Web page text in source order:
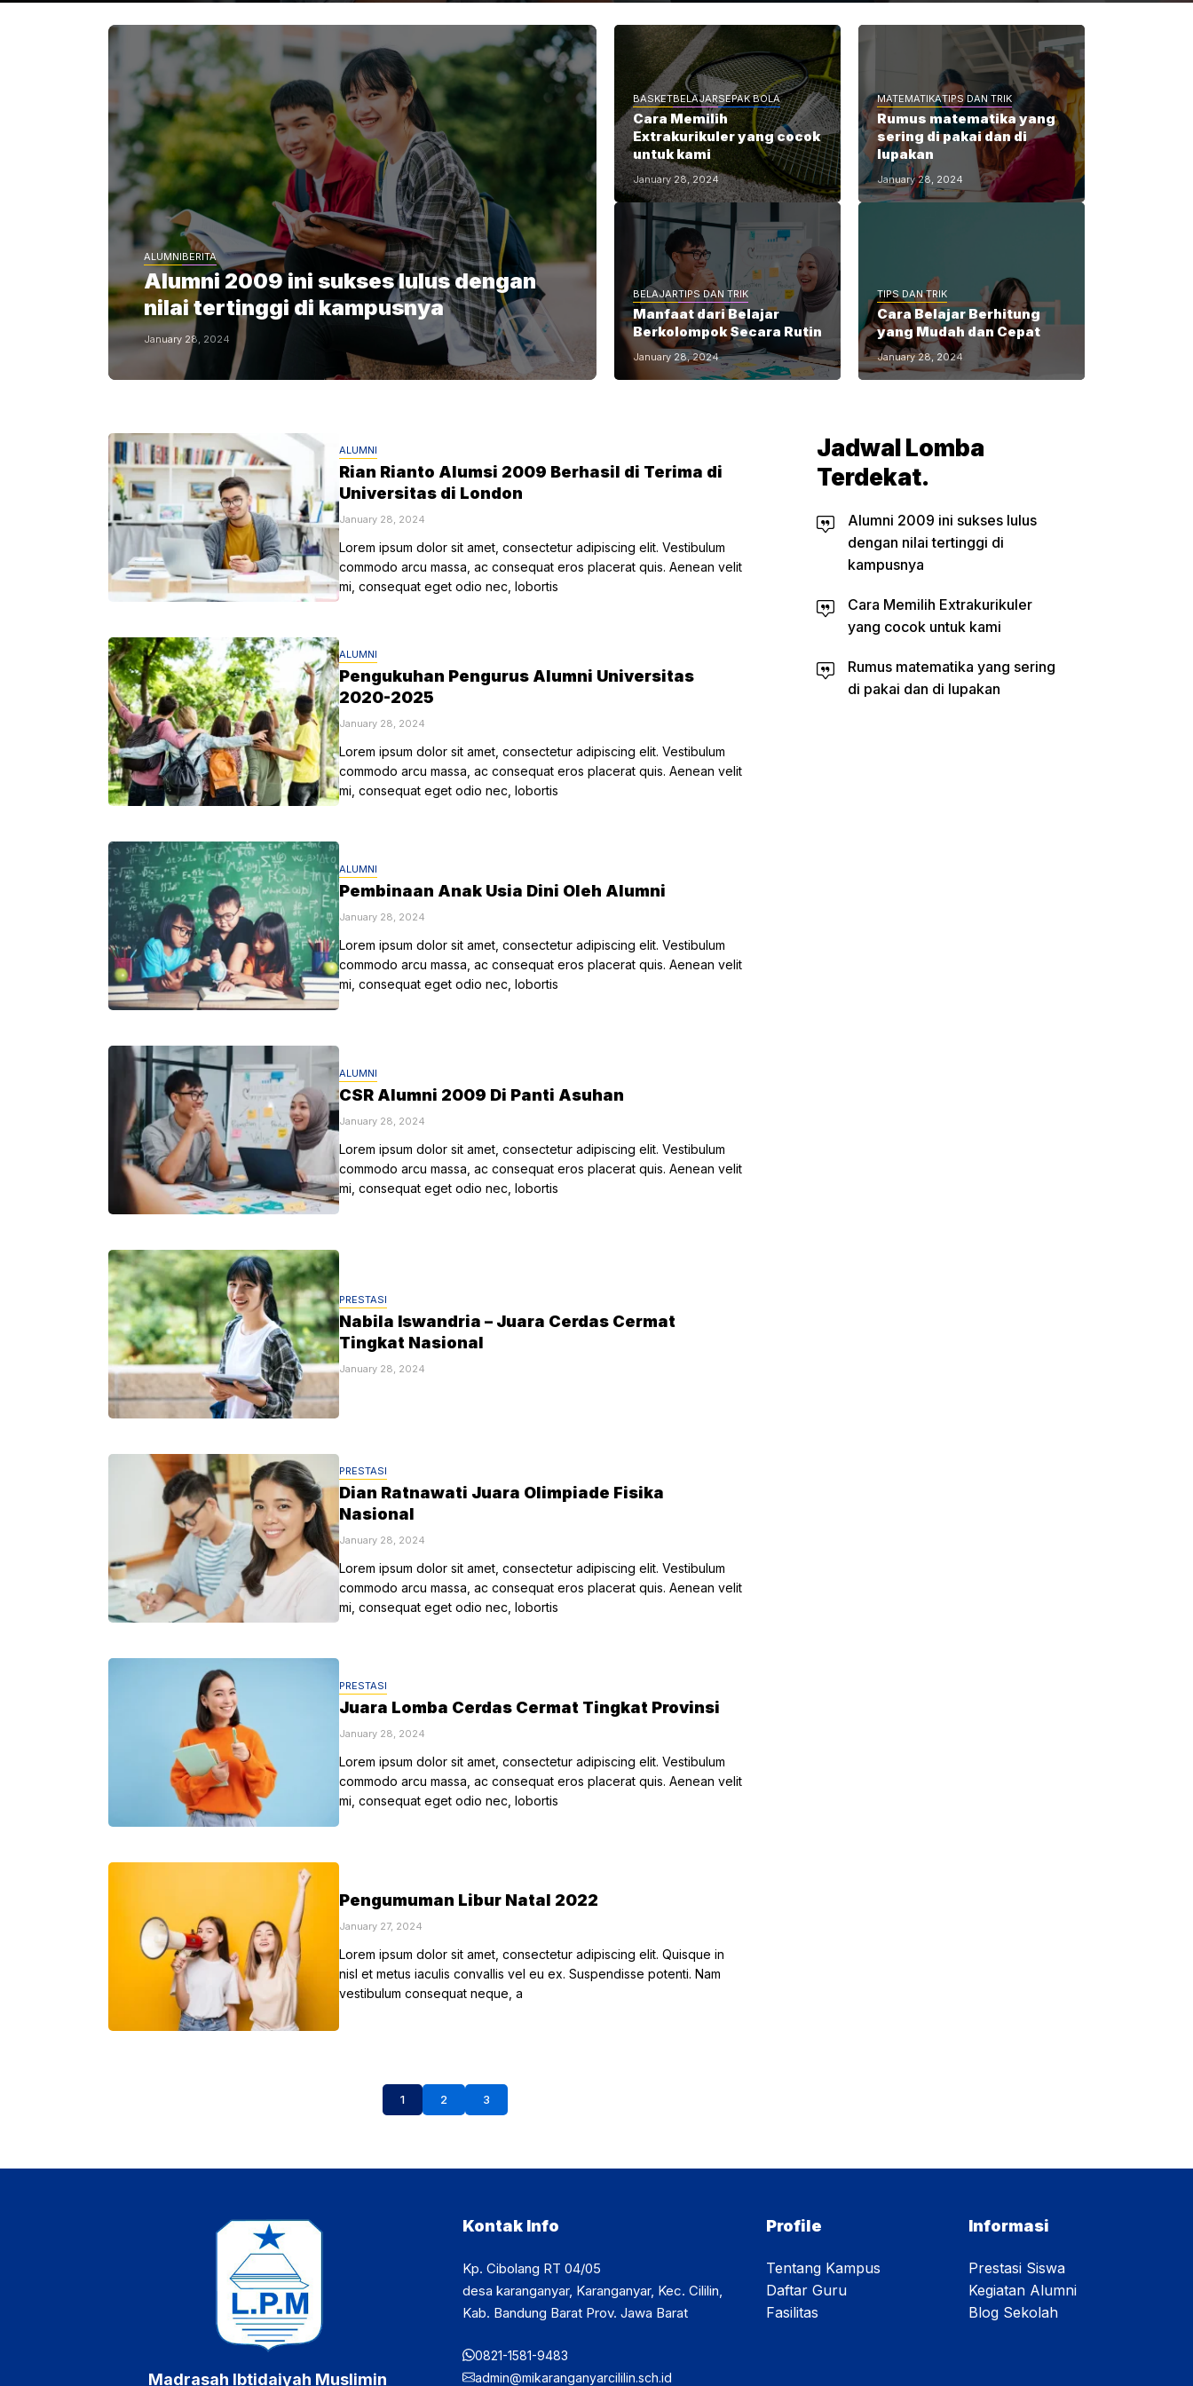
ALUMNIBERITA
Alumni 2009 ini sukses lulus dengan
nilai tertinggi di kampusnya
January 28, 2024
BASKETBELAJARSEPAK BOLA
Cara Memilih
Extrakurikuler yang cocok
untuk kami
January 28, 2024
MATEMATIKATIPS DAN TRIK
Rumus matematika yang
sering di pakai dan di
lupakan
January 28, 2024
BELAJARTIPS DAN TRIK
Manfaat dari Belajar
Berkolompok Secara Rutin
January 28, 2024
TIPS DAN TRIK
Cara Belajar Berhitung
yang Mudah dan Cepat
January 28, 2024
ALUMNI
Rian Rianto Alumsi 2009 Berhasil di Terima di
Universitas di London
January 28, 2024
Lorem ipsum dolor sit amet, consectetur adipiscing elit. Vestibulum
commodo arcu massa, ac consequat eros placerat quis. Aenean velit
mi, consequat eget odio nec, lobortis
ALUMNI
Pengukuhan Pengurus Alumni Universitas
2020-2025
January 28, 2024
Lorem ipsum dolor sit amet, consectetur adipiscing elit. Vestibulum
commodo arcu massa, ac consequat eros placerat quis. Aenean velit
mi, consequat eget odio nec, lobortis
ALUMNI
Pembinaan Anak Usia Dini Oleh Alumni
January 28, 2024
Lorem ipsum dolor sit amet, consectetur adipiscing elit. Vestibulum
commodo arcu massa, ac consequat eros placerat quis. Aenean velit
mi, consequat eget odio nec, lobortis
ALUMNI
CSR Alumni 2009 Di Panti Asuhan
January 28, 2024
Lorem ipsum dolor sit amet, consectetur adipiscing elit. Vestibulum
commodo arcu massa, ac consequat eros placerat quis. Aenean velit
mi, consequat eget odio nec, lobortis
PRESTASI
Nabila Iswandria – Juara Cerdas Cermat
Tingkat Nasional
January 28, 2024
PRESTASI
Dian Ratnawati Juara Olimpiade Fisika
Nasional
January 28, 2024
Lorem ipsum dolor sit amet, consectetur adipiscing elit. Vestibulum
commodo arcu massa, ac consequat eros placerat quis. Aenean velit
mi, consequat eget odio nec, lobortis
PRESTASI
Juara Lomba Cerdas Cermat Tingkat Provinsi
January 28, 2024
Lorem ipsum dolor sit amet, consectetur adipiscing elit. Vestibulum
commodo arcu massa, ac consequat eros placerat quis. Aenean velit
mi, consequat eget odio nec, lobortis
Pengumuman Libur Natal 2022
January 27, 2024
Lorem ipsum dolor sit amet, consectetur adipiscing elit. Quisque in
nisl et metus iaculis convallis vel eu ex. Suspendisse potenti. Nam
vestibulum consequat neque, a
1 2 3
Jadwal Lomba
Terdekat.
Alumni 2009 ini sukses lulus
dengan nilai tertinggi di
kampusnya
Cara Memilih Extrakurikuler
yang cocok untuk kami
Rumus matematika yang sering
di pakai dan di lupakan
Madrasah Ibtidaiyah Muslimin
Kontak Info
Kp. Cibolang RT 04/05
desa karanganyar, Karanganyar, Kec. Cililin,
Kab. Bandung Barat Prov. Jawa Barat
0821-1581-9483
admin@mikaranganyarcililin.sch.id
Profile
Tentang Kampus
Daftar Guru
Fasilitas
Informasi
Prestasi Siswa
Kegiatan Alumni
Blog Sekolah